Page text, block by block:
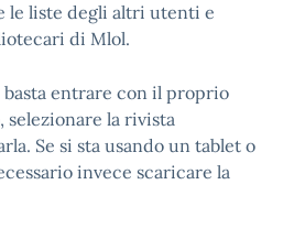
le liste degli altri utenti e
di Mlol.
entrare con il proprio
la rivista
Se si sta usando un tablet o
invece scaricare la